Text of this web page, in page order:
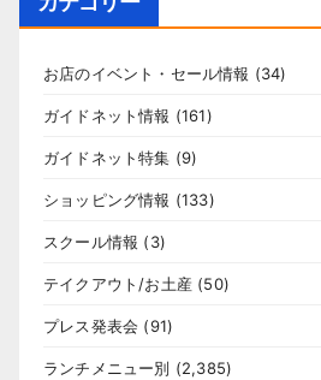
お店のイベント・セール情報 (34)
ガイドネット情報 (161)
ガイドネット特集 (9)
ショッピング情報 (133)
スクール情報 (3)
テイクアウト/お土産 (50)
プレス発表会 (91)
ランチメニュー別 (2,385)